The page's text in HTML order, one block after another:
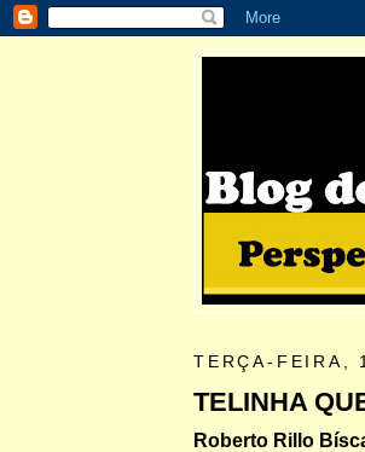
TERÇA-FEIRA,
TELINHA
Roberto Rillo